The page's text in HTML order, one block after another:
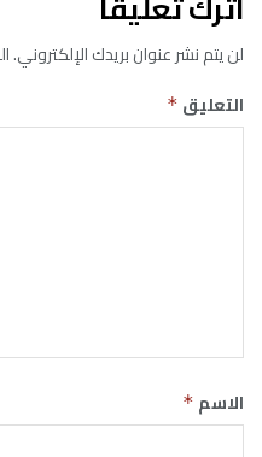
لن يتم نشر عنوان بريدك الإلكتروني.
التعليق *
الاسم *